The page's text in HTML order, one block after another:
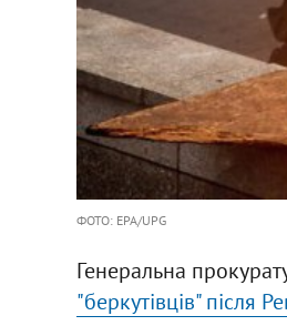
ФОТО: EPA/UPG
Генеральна
"беркутівців" після